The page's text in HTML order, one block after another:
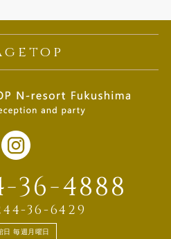
36-4888
36-6429
日 毎週月曜日